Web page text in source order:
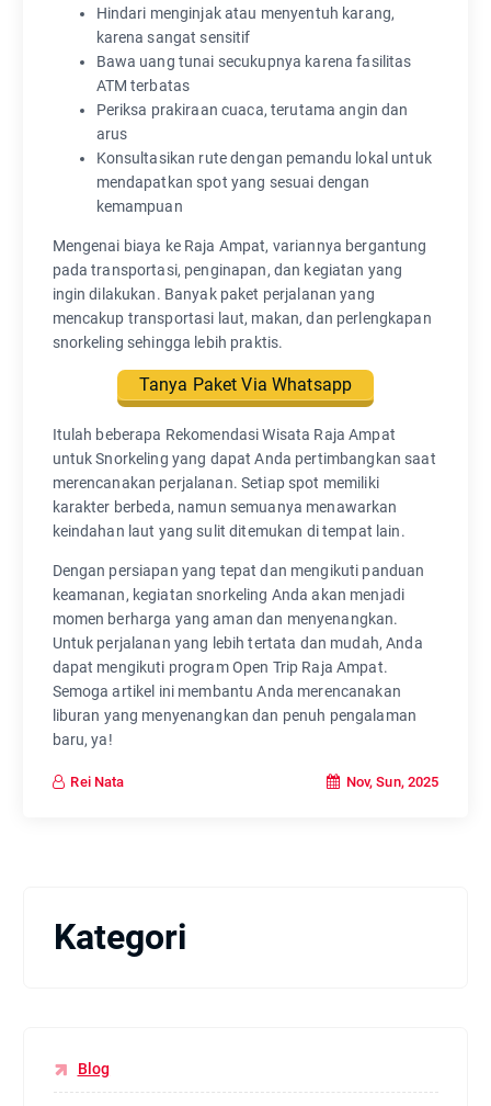
Hindari menginjak atau menyentuh karang,
karena sangat sensitif
Bawa uang tunai secukupnya karena fasilitas
ATM terbatas
Periksa prakiraan cuaca, terutama angin dan
arus
Konsultasikan rute dengan pemandu lokal untuk
mendapatkan spot yang sesuai dengan
kemampuan
Mengenai biaya ke Raja Ampat, variannya bergantung
pada transportasi, penginapan, dan kegiatan yang
ingin dilakukan. Banyak paket perjalanan yang
mencakup transportasi laut, makan, dan perlengkapan
snorkeling sehingga lebih praktis.
Tanya Paket Via Whatsapp
Itulah beberapa Rekomendasi Wisata Raja Ampat
untuk Snorkeling yang dapat Anda pertimbangkan saat
merencanakan perjalanan. Setiap spot memiliki
karakter berbeda, namun semuanya menawarkan
keindahan laut yang sulit ditemukan di tempat lain.
Dengan persiapan yang tepat dan mengikuti panduan
keamanan, kegiatan snorkeling Anda akan menjadi
momen berharga yang aman dan menyenangkan.
Untuk perjalanan yang lebih tertata dan mudah, Anda
dapat mengikuti program Open Trip Raja Ampat.
Semoga artikel ini membantu Anda merencanakan
liburan yang menyenangkan dan penuh pengalaman
baru, ya!
Rei Nata Nov, Sun, 2025
Kategori
Blog